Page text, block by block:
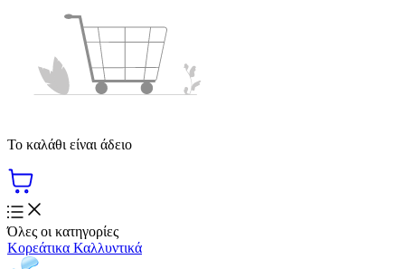
Το καλάθι είναι άδειο
Όλες οι κατηγορίες
Κορεάτικα Καλλυντικά